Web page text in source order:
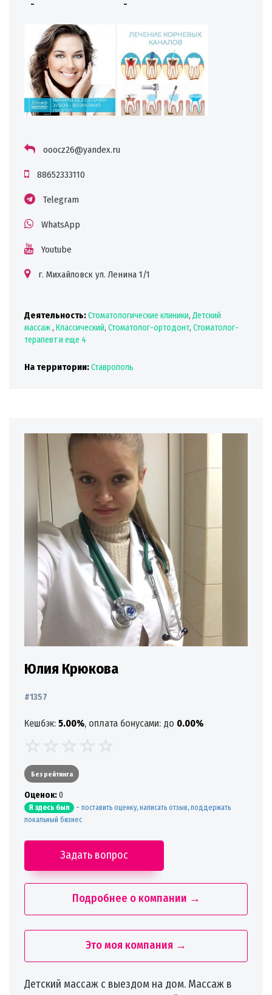
- -
ooocz26@yandex.ru
88652333110
Telegram
WhatsApp
Youtube
г. Михайловск ул. Ленина 1/1
Деятельность:Стоматологические клиники, Детский
массаж, Классический, Стоматолог-ортодонт, Стоматолог-
терапевти еще 4
На территории:Ставрополь
Юлия Крюкова
#1357
Кешбэк: 5.00%, оплата бонусами: до 0.00%
Без рейтинга
Oценок:0
Я здесь был - поставить оценку, написать отзыв, поддержать
локальный бизнес
Задать вопрос
Подробнее о компании →
Это моя компания →
Детский массаж с выездом на дом. Массаж в